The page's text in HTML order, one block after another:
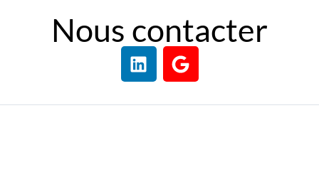
Nous contacter